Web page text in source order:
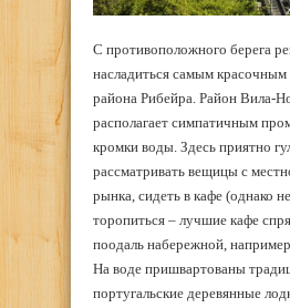
С противоположного берега
насладиться самым
района Рибейра. Район Вила-
располагает симпатичным
кромки воды. Здесь приятно
рассматривать вещицы с
рынка, сидеть в кафе (однако
торопиться – лучшие кафе
поодаль набережной,
На воде пришвартованы
португальские деревянные